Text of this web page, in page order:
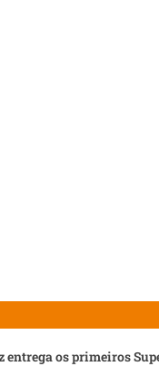
entrega os primeiros